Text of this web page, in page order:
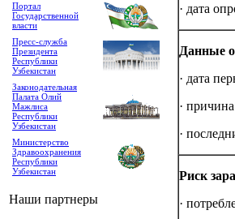
Портал
Государственной
власти
Пресс-служба
Президента
Республики
Узбекистан
Законодательная
Палата Олий
Мажлиса
Республики
Узбекистан
Министерство
Здравоохранения
Республики
Узбекистан
Наши партнеры
· да­та
Дан­ные
· да­та
·
·
Риск
·